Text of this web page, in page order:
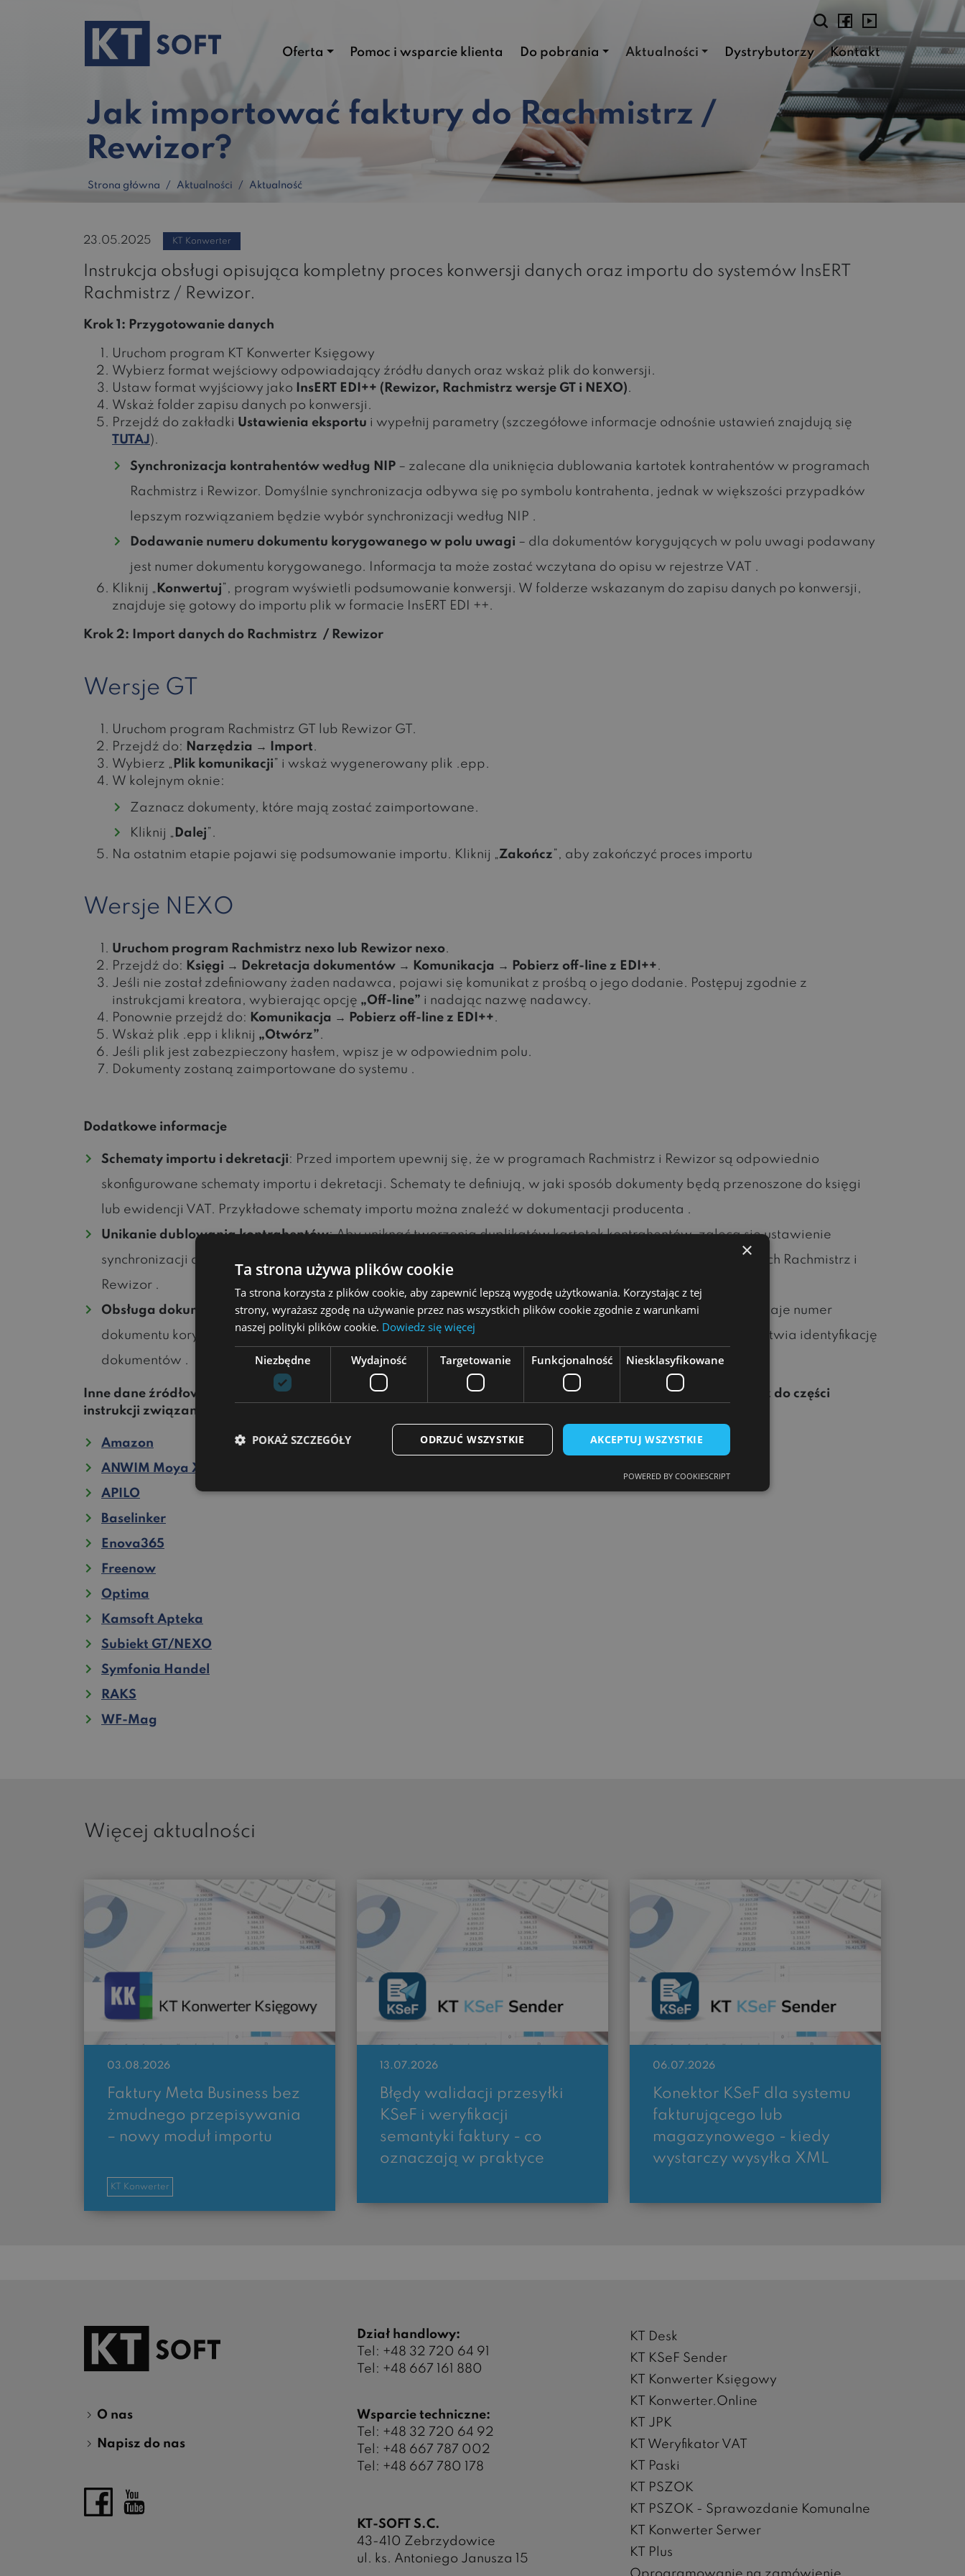
Oferta Pomoc i wsparcie klienta Do pobrania Aktualności Dystrybutorzy Kontakt
Jak importować faktury do Rachmistrz /
Rewizor?
Strona główna Aktualności Aktualność
23.05.2025 KT Konwerter
Instrukcja obsługi opisująca kompletny proces konwersji danych oraz importu do systemów InsERT
Rachmistrz / Rewizor.
Krok 1: Przygotowanie danych
Uruchom program KT Konwerter Księgowy
Wybierz format wejściowy odpowiadający źródłu danych oraz wskaż plik do konwersji.
Ustaw format wyjściowy jako
InsERT EDI++ (Rewizor, Rachmistrz wersje GT i NEXO).
Wskaż folder zapisu danych po konwersji.
Przejdź do zakładki Ustawienia eksportu i wypełnij parametry (szczegółowe informacje odnośnie ustawień znajdują się
TUTAJ).
Synchronizacja kontrahentów według NIP – zalecane dla uniknięcia dublowania kartotek kontrahentów w programach
Rachmistrz i Rewizor. Domyślnie synchronizacja odbywa się po symbolu kontrahenta, jednak w większości przypadków
lepszym rozwiązaniem będzie wybór synchronizacji według NIP .
Dodawanie numeru dokumentu korygowanego w polu uwagi – dla dokumentów korygujących w polu uwagi podawany
jest numer dokumentu korygowanego. Informacja ta może zostać wczytana do opisu w rejestrze VAT .
Kliknij „ Konwertuj”, program wyświetli podsumowanie konwersji. W folderze wskazanym do zapisu danych po konwersji,
znajduje się gotowy do importu plik w formacie InsERT EDI ++.
Krok 2: Import danych do Rachmistrz / Rewizor
Wersje GT
Uruchom program Rachmistrz GT lub Rewizor GT.
Przejdź do: Narzędzia → Import.
Wybierz „ Plik komunikacji” i wskaż wygenerowany plik .epp.
W kolejnym oknie:
Zaznacz dokumenty, które mają zostać zaimportowane.
Kliknij „ Dalej”.
Na ostatnim etapie pojawi się podsumowanie importu. Kliknij „Zakończ”, aby zakończyć proces importu
Wersje NEXO
Uruchom program Rachmistrz nexo lub Rewizor nexo.
Przejdź do: Księgi → Dekretacja dokumentów → Komunikacja → Pobierz off-line z EDI++.
Jeśli nie został zdefiniowany żaden nadawca, pojawi się komunikat z prośbą o jego dodanie. Postępuj zgodnie z
instrukcjami kreatora, wybierając opcję „Off-line” i nadając nazwę nadawcy.
Ponownie przejdź do: Komunikacja → Pobierz off-line z EDI++.
Wskaż plik .epp i kliknij „Otwórz”.
Jeśli plik jest zabezpieczony hasłem, wpisz je w odpowiednim polu.
Dokumenty zostaną zaimportowane do systemu .
Dodatkowe informacje
Schematy importu i dekretacji: Przed importem upewnij się, że w programach Rachmistrz i Rewizor są odpowiednio
skonfigurowane schematy importu i dekretacji. Schematy te definiują, w jaki sposób dokumenty będą przenoszone do księgi
lub ewidencji VAT. Przykładowe schematy importu można znaleźć w dokumentacji producenta .
Unikanie dublowania kontrahentów: Aby uniknąć tworzenia duplikatów kartotek kontrahentów, zaleca się ustawienie
synchronizacji danych kontrahentów według NIP, zarówno w KT Konwerterze Księgowym, jak i w programach Rachmistrz i
Rewizor .
Obsługa dokumentów korygujących: W przypadku dokumentów korygujących, KT Konwerter Księgowy dodaje numer
dokumentu korygowanego w polu uwagi. Informacja ta może być wczytana do opisu w rejestrze VAT, co ułatwia identyfikację
dokumentów .
Inne dane źródłowe: Dane możesz konwertować z wielu programów handlowych. Wybierz program i przejdź do części
instrukcji związanej z eksportem pliku do konwersji:
Amazon
ANWIM Moya XML
APILO
Baselinker
Enova365
Freenow
Optima
Kamsoft Apteka
Subiekt GT/NEXO
Symfonia Handel
RAKS
WF-Mag
Więcej aktualności
03.08.2026
Faktury Meta Business bez
żmudnego przepisywania
– nowy moduł importu
KT Konwerter
13.07.2026
Błędy walidacji przesyłki
KSeF i weryfikacji
semantyki faktury - co
oznaczają w praktyce
06.07.2026
Konektor KSeF dla systemu
fakturującego lub
magazynowego - kiedy
wystarczy wysyłka XML
O nas
Napisz do nas
Dział handlowy:
Tel: +48 32 720 64 91
Tel: +48 667 161 880
Wsparcie techniczne:
Tel: +48 32 720 64 92
Tel: +48 667 787 002
Tel: +48 667 780 178
KT-SOFT S.C.
43-410 Zebrzydowice
ul. ks. Antoniego Janusza 15
KT Desk
KT KSeF Sender
KT Konwerter Księgowy
KT Konwerter.Online
KT JPK
KT Weryfikator VAT
KT Paski
KT PSZOK
KT PSZOK - Sprawozdanie Komunalne
KT Konwerter Serwer
KT Plus
×
Ta strona używa plików cookie
Ta strona korzysta z plików cookie, aby zapewnić lepszą wygodę użytkowania. Korzystając z tej
strony, wyrażasz zgodę na używanie przez nas wszystkich plików cookie zgodnie z warunkami
naszej polityki plików cookie. Dowiedz się więcej
Niezbędne Wydajność Targetowanie Funkcjonalność Niesklasyfikowane
AKCEPTUJ WSZYSTKIE
ODRZUĆ WSZYSTKIE
POKAŻ SZCZEGÓŁY
POWERED BY COOKIESCRIPT